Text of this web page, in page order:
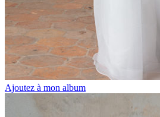
Ajoutez à mon album